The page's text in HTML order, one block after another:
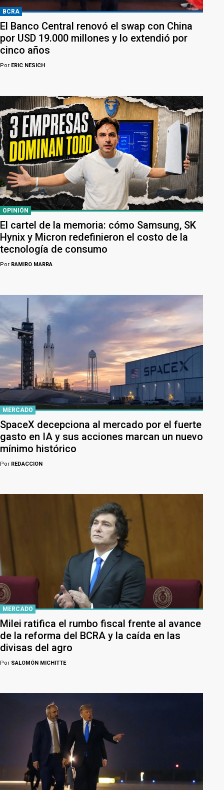
BCRA
El Banco Central renovó el swap con China
por USD 19.000 millones y lo extendió por
cinco años
Por ERIC NESICH
OPINIÓN
El cartel de la memoria: cómo Samsung, SK
Hynix y Micron redefinieron el costo de la
tecnología de consumo
Por RAMIRO MARRA
MERCADO
SpaceX decepciona al mercado por el fuerte
gasto en IA y sus acciones marcan un nuevo
mínimo histórico
Por REDACCION
MERCADO
Milei ratifica el rumbo fiscal frente al avance
de la reforma del BCRA y la caída en las
divisas del agro
Por SALOMÓN MICHITTE